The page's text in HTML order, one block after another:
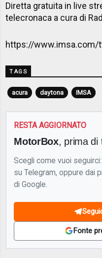
Diretta gratuita in live
telecronaca a cura di
https://www.imsa.com/
TAGS
acura daytona IMSA
RESTA AGGIORNATO
MotorBox, prima di
Scegli come vuoi
su Telegram, oppure dai
di Google.
Fonte